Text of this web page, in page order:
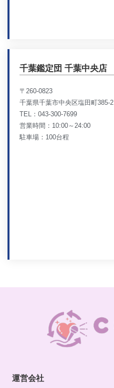
千葉鑑定団 千葉中央店
〒260-0823
千葉県千葉市中央区塩田町385-2
TEL：043-300-7699
営業時間：10:00～24:00
駐車場：100台程
運営会社